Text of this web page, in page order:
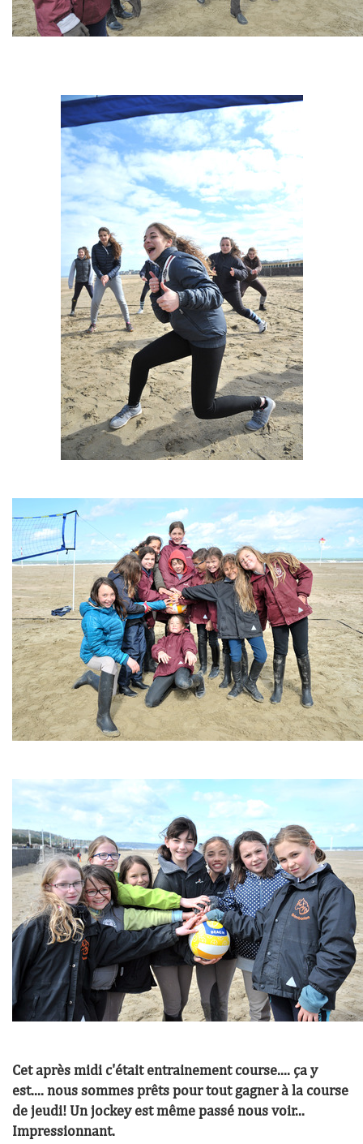
Cet après midi c'était entrainement course.... ça y
est.... nous sommes prêts pour tout gagner à la course
de jeudi! Un jockey est même passé nous voir...
Impressionnant.